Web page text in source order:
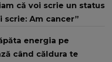
că voi scrie un status
scrie: Am cancer”
energia pe
când căldura te